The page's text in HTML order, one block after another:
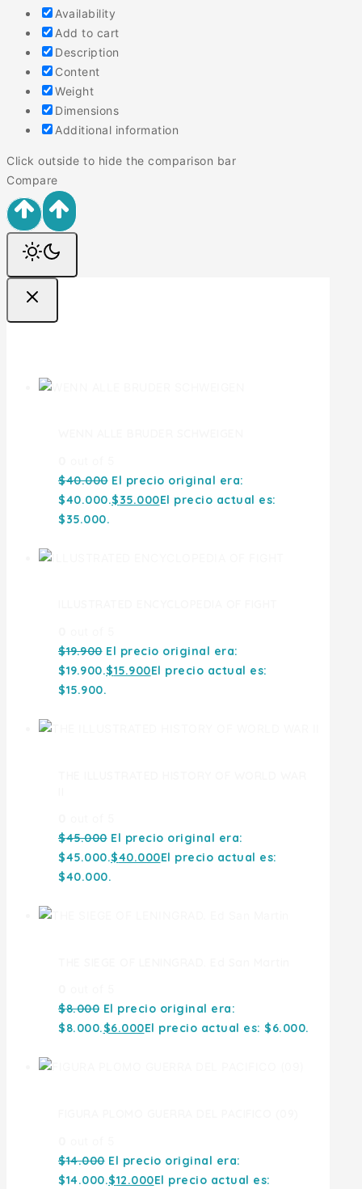
Availability
Add to cart
Description
Content
Weight
Dimensions
Additional information
Click outside to hide the comparison bar
Compare
$40.000 El precio original era:
$40.000.$35.000El precio actual es:
$35.000.
$19.900 El precio original era:
$19.900.$15.900El precio actual es:
$15.900.
$45.000 El precio original era:
$45.000.$40.000El precio actual es:
$40.000.
$8.000 El precio original era:
$8.000.$6.000El precio actual es: $6.000.
$14.000 El precio original era:
$14.000.$12.000El precio actual es: